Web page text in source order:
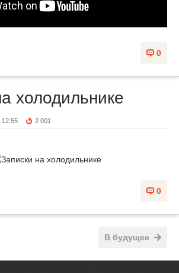
0
холодильнике
12:55 2 001
0
В будущее